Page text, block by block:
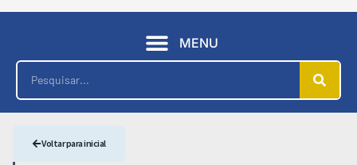
MENU
Voltar para inicial